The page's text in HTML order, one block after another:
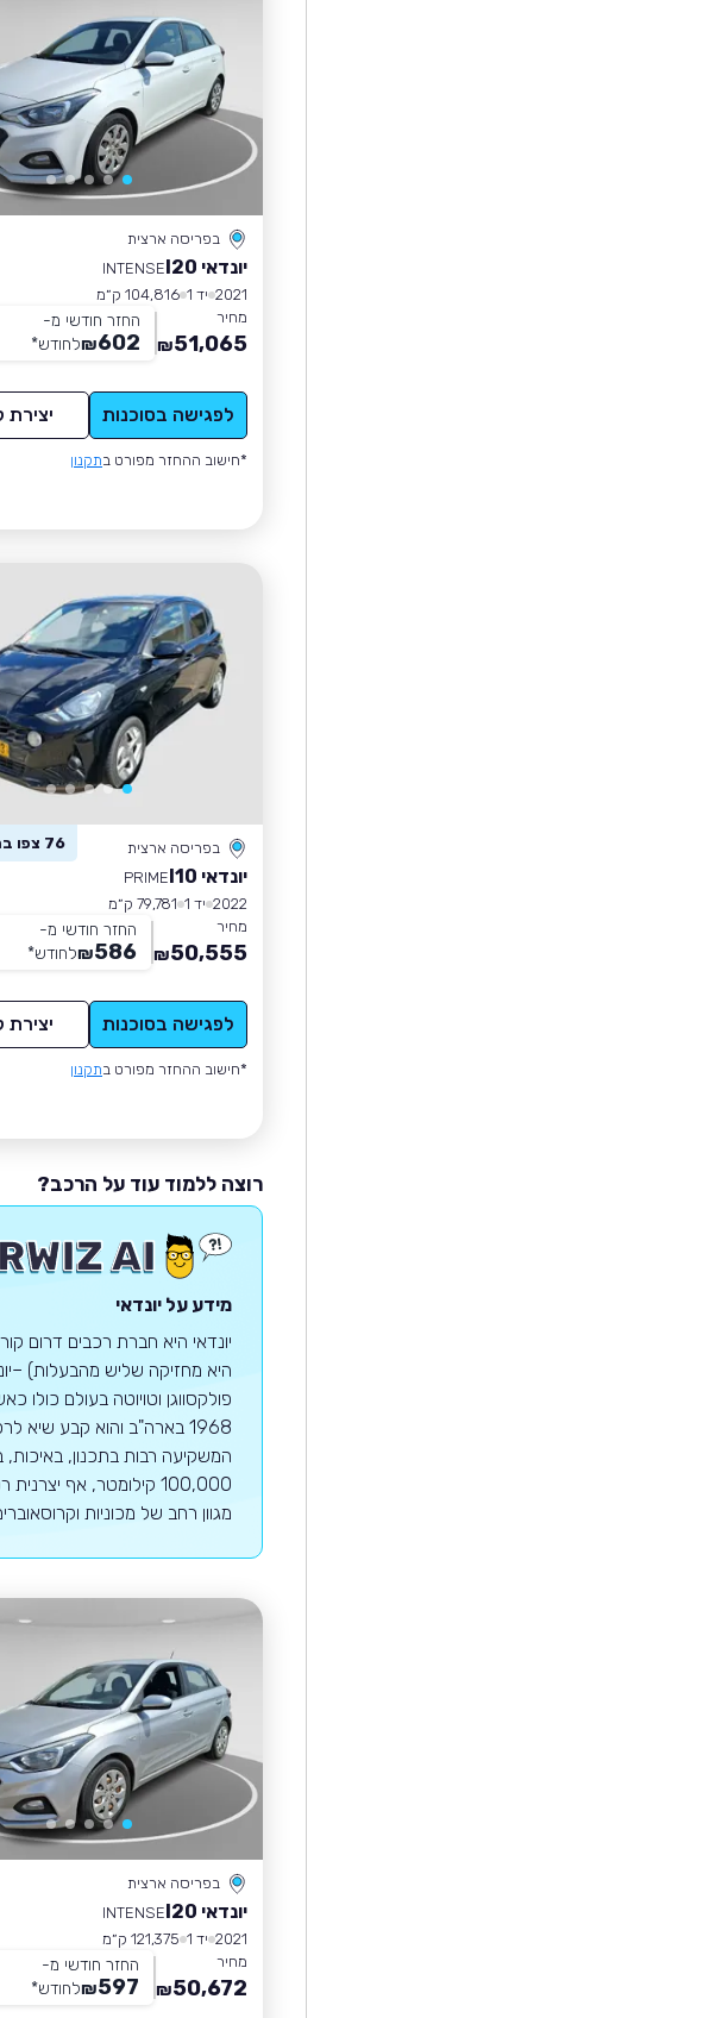
בפריסה ארצית
יונדאי I20
INTENSE
2021 יד 1
104,816 ק״מ
מחיר
51,065
₪
החזר חודשי מ-
602
₪לחודש*
לפגישה בסוכנות
*חישוב ההחזר מפורט בתקנון
בפריסה ארצית 76 צפו ברכב זה
יונדאי I10
PRIME
2022 יד 1
79,781 ק״מ
מחיר
50,555
₪
החזר חודשי מ-
586
₪לחודש*
לפגישה בסוכנות
*חישוב ההחזר מפורט בתקנון
רוצה ללמוד עוד על הרכב?
מידע על יונדאי
יונדאי היא חברת רכבים דרום
היא מחזיקה שליש מהבעלות)
100,000 קילומטר, אף
מגוון רחב של מכוניות
בפריסה ארצית
יונדאי I20
INTENSE
2021 יד 1
121,375 ק״מ
מחיר
50,672
₪
החזר חודשי מ-
597
₪לחודש*